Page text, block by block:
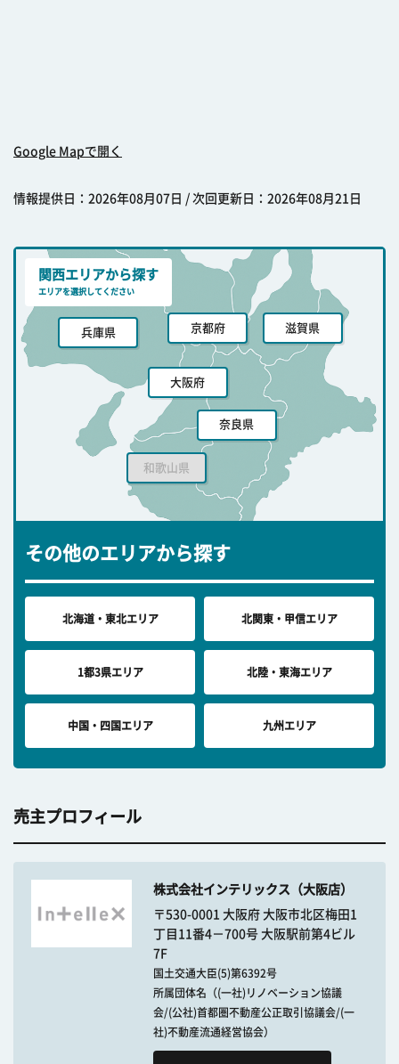
Google Mapで開く
情報提供日：2026年08月07日 / 次回更新日：2026年08月21日
関西エリアから探す
エリアを選択してください
滋賀県
京都府
大阪府
兵庫県
奈良県
和歌山県
その他のエリアから探す
北海道・東北エリア 北関東・甲信エリア
1都3県エリア 北陸・東海エリア
中国・四国エリア 九州エリア
売主プロフィール
株式会社インテリックス（大阪店）
〒530-0001 大阪府 大阪市北区梅田1
丁目11番4－700号 大阪駅前第4ビル
7F
国土交通大臣(5)第6392号
所属団体名（(一社)リノベーション協議
会/(公社)首都圏不動産公正取引協議会/(一
社)不動産流通経営協会）